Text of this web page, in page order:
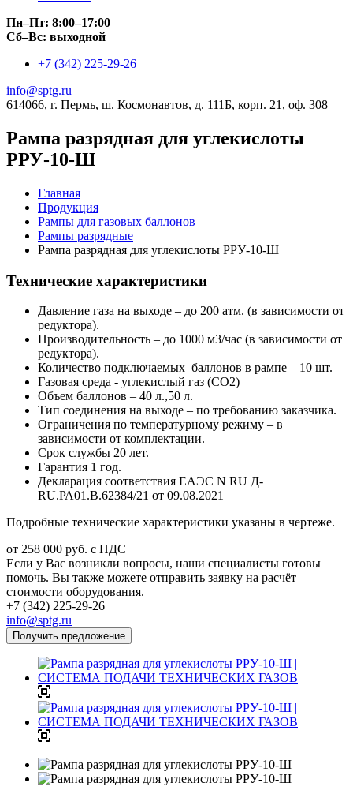
Пн–Пт: 8:00–17:00
Сб–Вс: выходной
+7 (342) 225-29-26
info@sptg.ru
614066, г. Пермь, ш. Космонавтов, д. 111Б, корп. 21, оф. 308
Рампа разрядная для углекислоты
РРУ-10-Ш
Главная
Продукция
Рампы для газовых баллонов
Рампы разрядные
Рампа разрядная для углекислоты РРУ-10-Ш
Технические характеристики
Давление газа на выходе – до 200 атм. (в зависимости от
редуктора).
Производительность – до 1000 м3/час (в зависимости от
редуктора).
Количество подключаемых баллонов в рампе – 10 шт.
Газовая среда - углекислый газ (CO2)
Объем баллонов – 40 л.,50 л.
Тип соединения на выходе – по требованию заказчика.
Ограничения по температурному режиму – в
зависимости от комплектации.
Срок службы 20 лет.
Гарантия 1 год.
Декларация соответствия ЕАЭС N RU Д-
RU.РА01.В.62384/21 от 09.08.2021
Подробные технические характеристики указаны в чертеже.
от 258 000 руб. с НДС
Если у Вас возникли вопросы, наши специалисты готовы
помочь. Вы также можете отправить заявку на расчёт
стоимости оборудования.
+7 (342) 225-29-26
info@sptg.ru
Получить предложение